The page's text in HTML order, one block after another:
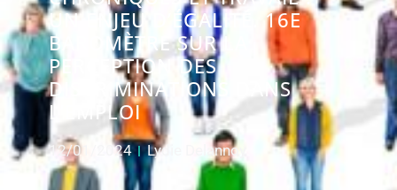
UN ENJEU D’ÉGALITÉ. 16E
BAROMÈTRE SUR LA
PERCEPTION DES
DISCRIMINATIONS DANS
L’EMPLOI
12/01/2024 Lydie Delannoy